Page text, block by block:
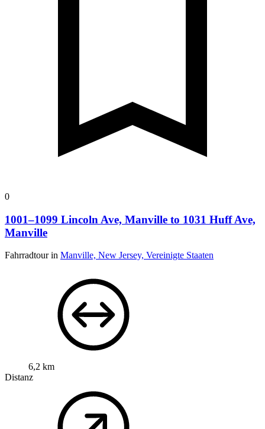
0
1001–1099 Lincoln Ave, Manville to 1031 Huff Ave,
Manville
Fahrradtour in Manville, New Jersey, Vereinigte Staaten
6,2 km
Distanz